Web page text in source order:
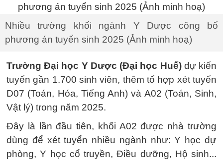
Nhiều trường khối ngành Y Dược công bố
phương án tuyển sinh 2025 (Ảnh minh hoạ)
Trường Đại học Y Dược (Đại học Huế)dự kiến
tuyển gần 1.700 sinh viên, thêm tổ hợp xét tuyển
D07 (Toán, Hóa, Tiếng Anh) và A02 (Toán, Sinh,
Vật lý) trong năm 2025.
Đây là lần đầu tiên, khối A02 được nhà trường
dùng để xét tuyển nhiều ngành như: Y học dự
phòng, Y học cổ truyền, Điều dưỡng, Hộ sinh...